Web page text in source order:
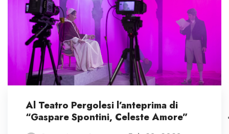
Al Teatro Pergolesi l’anteprima di
“Gaspare Spontini, Celeste Amore”